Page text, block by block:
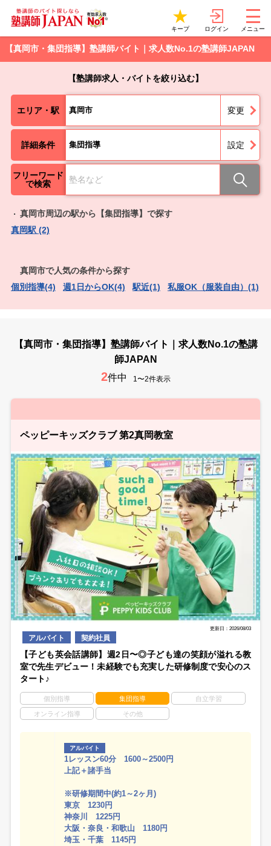
キープ ログイン メニュー
【真岡市・集団指導】塾講師バイト｜求人数No.1の塾講師JAPAN
【塾講師求人・バイトを絞り込む】
エリア・駅 真岡市 変更
詳細条件 集団指導 設定
フリーワード
で検索
真岡市周辺の駅から【集団指導】で探す
真岡駅 (2)
真岡市で人気の条件から探す
個別指導(4)
週1日からOK(4) 駅近(1) 私服OK（服装自由）(1)
【真岡市・集団指導】塾講師バイト｜求人数No.1の塾講
師JAPAN
2件中 1〜2件表示
ペッピーキッズクラブ 第2真岡教室
更新日：2026/08/03
アルバイト 契約社員
【子ども英会話講師】週2日〜◎子ども達の笑顔が溢れる教
室で先生デビュー！未経験でも充実した研修制度で安心のス
タート♪
個別指導 集団指導 自立学習
オンライン指導 その他
アルバイト
1レッスン60分 1600～2500円
上記＋諸手当
※研修期間中(約1～2ヶ月)
東京 1230円
神奈川 1225円
大阪・奈良・和歌山 1180円
埼玉・千葉 1145円